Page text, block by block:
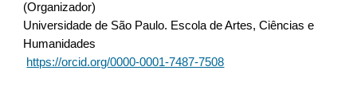
(Organizador)
Universidade de São Paulo. Escola de Artes, Ciências e
Humanidades
https://orcid.org/0000-0001-7487-7508